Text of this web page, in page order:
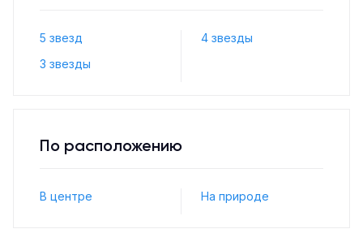
5 звезд
4 звезды
3 звезды
По расположению
В центре На природе